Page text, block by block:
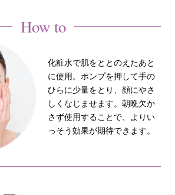
How to
化粧水で肌をととのえたあと
に使用。ポンプを押して手の
ひらに少量をとり、顔にやさ
しくなじませます。朝晩欠か
さず使用することで、よりい
っそう効果が期待できます。